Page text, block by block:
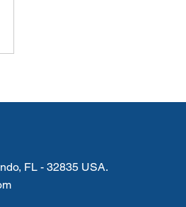
FL - 32835 USA.